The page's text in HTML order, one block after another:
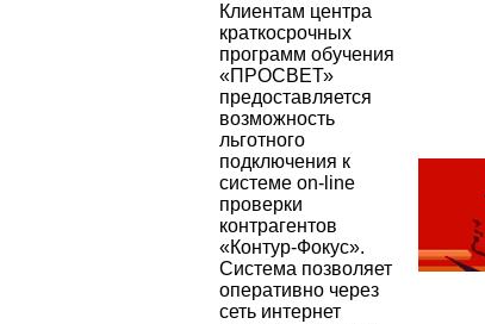
Клиентам центра
краткосрочных
программ обучения
«ПРОСВЕТ»
предоставляется
возможность
льготного
подключения к
системе on-line
проверки
контрагентов
«Контур-Фокус».
Система позволяет
оперативно через
сеть интернет